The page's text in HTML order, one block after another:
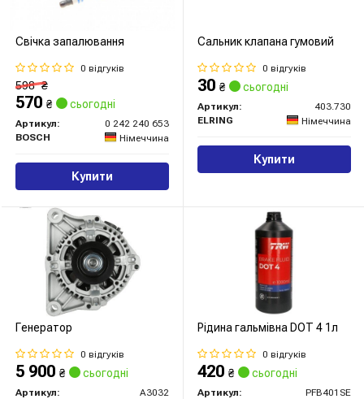
Свічка запалювання
0 відгуків
598₴
570 ₴ сьогодні
Артикул:
0 242 240 653
BOSCH
Німеччина
Купити
Сальник клапана гумовий
0 відгуків
30 ₴ сьогодні
Артикул:
403.730
ELRING
Німеччина
Купити
Генератор
0 відгуків
5 900 ₴ сьогодні
Артикул:
A3032
Рідина гальмівна DOT 4 1л
0 відгуків
420 ₴ сьогодні
Артикул:
PFB401SE